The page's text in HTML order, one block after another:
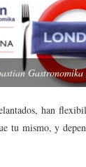
han
tu mismo, y